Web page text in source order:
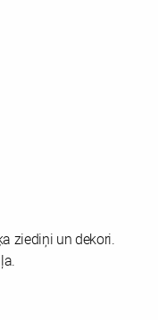
ziediņi un dekori.